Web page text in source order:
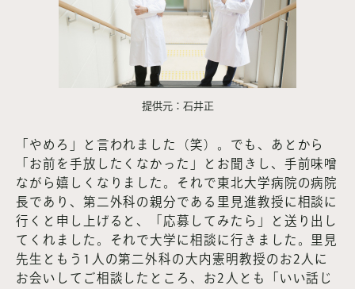
提供元：石井正
「やめろ」と言われました（笑）。でも、あとから
「お前を手放したくなかった」とお聞きし、手前味噌
ながら嬉しくなりました。それで東北大学病院の病院
長であり、第二外科の親分である里見進教授に相談に
行くと申し上げると、「応募してみたら」と送り出し
てくれました。それで大学に相談に行きました。里見
先生ともう1人の第二外科の大内憲明教授のお2人に
お会いしてご相談したところ、お2人とも「いい話じ